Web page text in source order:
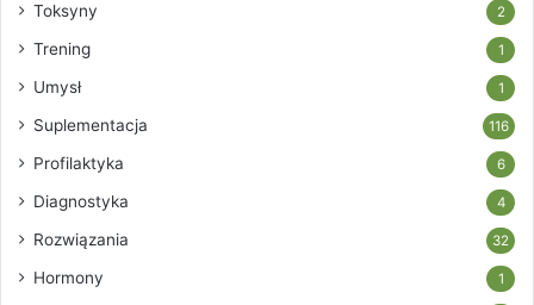
Toksyny 2
Trening 1
Umysł 1
Suplementacja 116
Profilaktyka 6
Diagnostyka 4
Rozwiązania 32
Hormony 1